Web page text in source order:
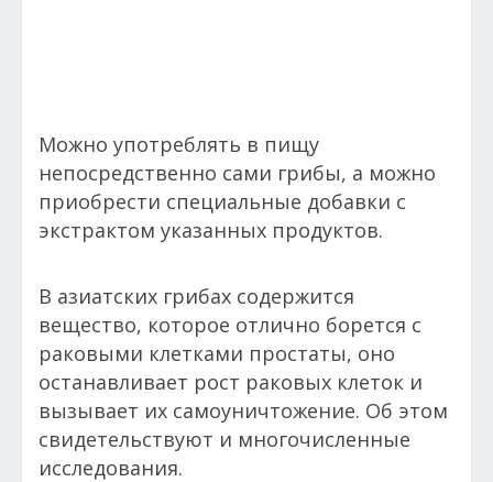
Можно употреблять в пищу
непосредственно сами грибы, а можно
приобрести специальные добавки с
экстрактом указанных продуктов.
В азиатских грибах содержится
вещество, которое отлично борется с
раковыми клетками простаты, оно
останавливает рост раковых клеток и
вызывает их самоуничтожение. Об этом
свидетельствуют и многочисленные
исследования.